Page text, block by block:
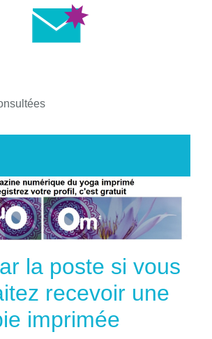
la poste si vous
recevoir une
imprimée